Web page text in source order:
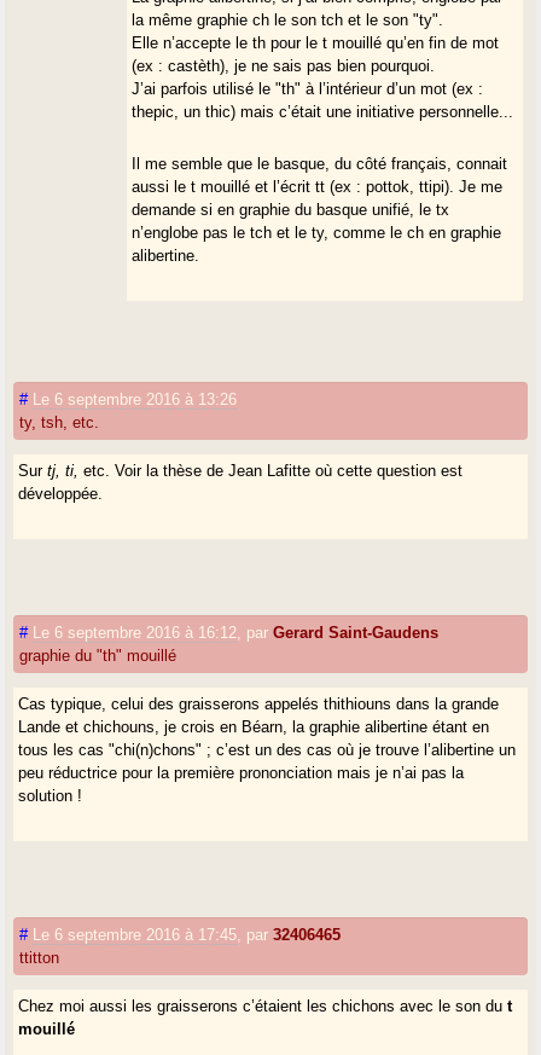
la même graphie ch le son tch et le son "ty".
Elle n’accepte le th pour le t mouillé qu’en fin de mot
(ex : castèth), je ne sais pas bien pourquoi.
J’ai parfois utilisé le "th" à l’intérieur d’un mot (ex :
thepic, un thic) mais c’était une initiative personnelle...
Il me semble que le basque, du côté français, connait
aussi le t mouillé et l’écrit tt (ex : pottok, ttipi). Je me
demande si en graphie du basque unifié, le tx
n’englobe pas le tch et le ty, comme le ch en graphie
alibertine.
#
Le 6 septembre 2016 à 13:26
ty, tsh, etc.
Surtj, ti, etc. Voir la thèse de Jean Lafitte où cette question est
développée.
# Le 6 septembre 2016 à 16:12 parGerard Saint-Gaudens
graphie du "th" mouillé
Cas typique, celui des graisserons appelés thithiouns dans la grande
Lande et chichouns, je crois en Béarn, la graphie alibertine étant en
tous les cas "chi(n)chons" ; c’est un des cas où je trouve l’alibertine un
peu réductrice pour la première prononciation mais je n’ai pas la
solution !
# Le 6 septembre 2016 à 17:45 par32406465
ttitton
Chez moi aussi les graisserons c’étaient les chichons avec le son dut
mouillé